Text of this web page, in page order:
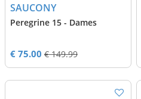
SAUCONY
Peregrine 15 - Dames
€ 75.00 € 149.99